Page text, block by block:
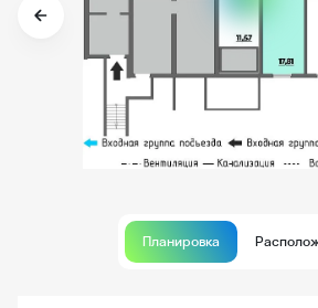
Планировка